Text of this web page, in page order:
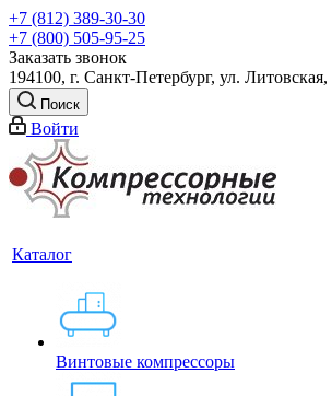
+7 (812) 389-30-30
+7 (800) 505-95-25
Заказать звонок
194100, г. Санкт-Петербург, ул.
Поиск
Войти
Каталог
Винтовые компрессоры